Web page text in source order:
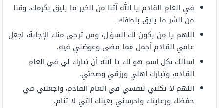
في العام القادم يا الله آتنا من الخير ما يليق بكرمك، وقنا
من الشر ما يليق بلطفك.
اللهم يا من يكون لك السؤال، ومن ترجى منك الإجابة، اجعل
عامي القادم أجمل مما مضى وعوضني فيه.
أسألك بكل اسم هو لك يا الله أن تبارك لي في العام
القادم، وتبارك أهلي ورزقي وصحتي.
اللهم لا تكلني لنفسي في العام القادم، واجعلني في
حفظك ورعايتك واحرسني بعينك التي لا تنام.